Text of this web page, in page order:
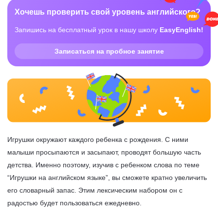
Хочешь проверить свой уровень английского?
Запишись на бесплатный урок в нашу школу EasyEnglish!
Записаться на пробное занятие
Игрушки окружают каждого ребенка с рождения. С ними
малыши просыпаются и засыпают, проводят большую часть
детства. Именно поэтому, изучив с ребенком слова по теме
“Игрушки на английском языке”, вы сможете кратно увеличить
его словарный запас. Этим лексическим набором он с
радостью будет пользоваться ежедневно.